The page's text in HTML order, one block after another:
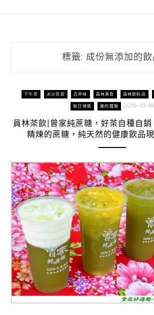
標籤: 成份無添加的飲
下午茶 冰沙茶飲 古早味 員林美食 員林飲料店
每日現做 邀約體驗 2019-10-18
員林茶飲|曾家純蔗糖，好茶自種自
精煉的蔗糖，純天然的健康飲品現